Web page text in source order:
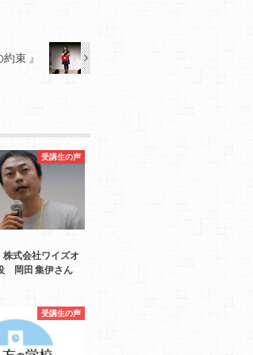
束 』
受講生の声
式会社ワイズオ
岡田 集伊さん
受講生の声